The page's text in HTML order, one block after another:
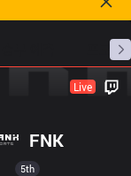
프로빌
Live
FNK
5th